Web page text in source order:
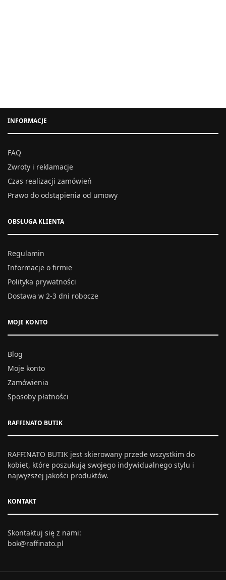
INFORMACJE
FAQ
Zwroty i reklamacje
Czas realizacji zamówień
Prawo do odstąpienia od umowy
OBSŁUGA KLIENTA
Regulamin
Informacje o firmie
Polityka prywatności
Dostawa w 2-3 dni robocze
MOJE KONTO
Blog
Moje konto
Zamówienia
Sposoby płatności
RAFFINATO BUTIK
RAFFINATO BUTIK jest skierowany przede wszystkim do
kobiet, które poszukują swojego indywidualnego stylu i
najwyższej jakości produktów.
KONTAKT
Skontaktuj się z nami:
bok@raffinato.pl